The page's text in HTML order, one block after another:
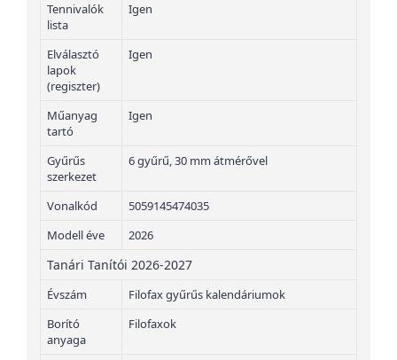
Tennivalók
lista
Igen
Elválasztó
lapok
(regiszter)
Igen
Műanyag
tartó
Igen
Gyűrűs
szerkezet
6 gyűrű, 30 mm átmérővel
Vonalkód
5059145474035
Modell éve
2026
Tanári Tanítói 2026-2027
Évszám
Filofax gyűrűs kalendáriumok
Borító
anyaga
Filofaxok